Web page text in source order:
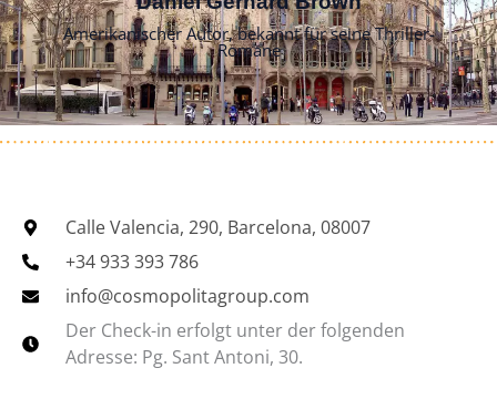
Amerikanischer Autor, bekannt für seine Thriller-
Romane
Сalle Valencia, 290, Barcelona, 08007
+34 933 393 786
info@cosmopolitagroup.com
Der Check-in erfolgt unter der folgenden
Adresse: Pg. Sant Antoni, 30.